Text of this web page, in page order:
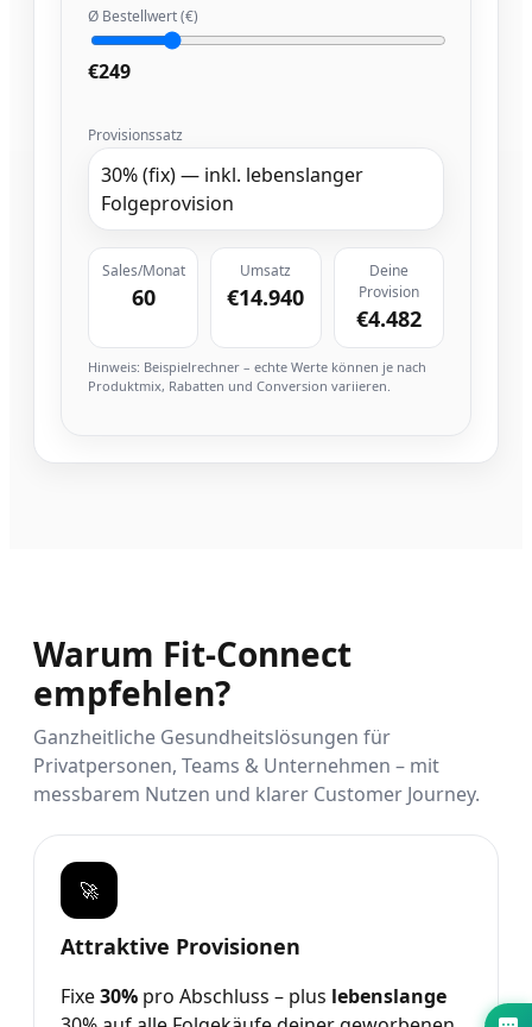
Ø Bestellwert (€)
€249
Provisionssatz
30% (fix) — inkl. lebenslanger
Folgeprovision
Sales/Monat
60
Umsatz
€14.940
Deine
Provision
€4.482
Hinweis: Beispielrechner – echte Werte können je nach
Produktmix, Rabatten und Conversion variieren.
Warum Fit-Connect
empfehlen?
Ganzheitliche Gesundheitslösungen für
Privatpersonen, Teams & Unternehmen – mit
messbarem Nutzen und klarer Customer Journey.
🚀
Attraktive Provisionen
Fixe30% pro Abschluss – plus lebenslange